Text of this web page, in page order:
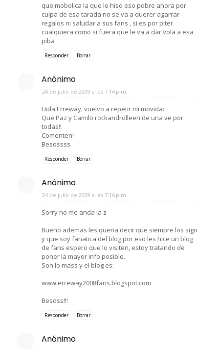
que mobolica la que le hiso eso pobre ahora por
culpa de esa tarada no se va a querer agarrar
regalos ni saludar a sus fans , si es por piter
cualquiera como si fuera que le va a dar vola a esa
piba
Responder Borrar
Anónimo
24 de julio de 2009 a las 7:14 p.m.
Hola Erreway, vuelvo a repetir mi movida:
Que Paz y Camilo rockandrolleen de una ve por
todas!!
Comenten!
Besossss
Responder Borrar
Anónimo
24 de julio de 2009 a las 7:16 p.m.
Sorry no me anda la z
Bueno ademas les queria decir que siempre los sigo
y que soy fanatica del blog por eso les hice un blog
de fans espero que lo visiten, estoy tratando de
poner la mayor info posible.
Son lo mass y el blog es:
www.erreway2008fans.blogspot.com
Besoss!!!
Responder Borrar
Anónimo